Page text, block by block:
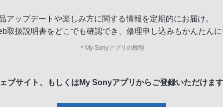
アップデートや楽しみ方に関する情報を定期的にお届け。
取扱説明書をどこでも確認でき、修理申し込みもかんたん
＊ My Sonyアプリの機能
ブサイト、もしくは My Sonyアプリからご登録いただけま